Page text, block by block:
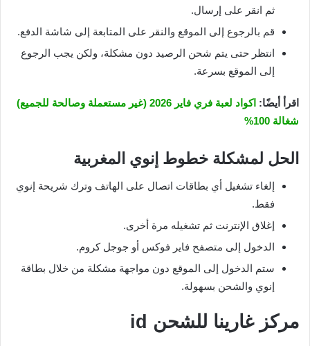
ثم انقر على إرسال.
قم بالرجوع إلى الموقع والنقر على المتابعة إلى شاشة الدفع.
انتظر حتى يتم شحن الرصيد دون مشكلة، ولكن يجب الرجوع
إلى الموقع بسرعة.
اقرأ أيضًا:
اكواد لعبة فري فاير 2026 (غير مستعملة وصالحة للجميع)
شغالة 100%
الحل لمشكلة خطوط إنوي المغربية
إلغاء تشغيل أي بطاقات اتصال على الهاتف وترك شريحة إنوي
فقط.
إغلاق الإنترنت ثم تشغيله مرة أخرى.
الدخول إلى متصفح فاير فوكس أو جوجل كروم.
ستم الدخول إلى الموقع دون مواجهة مشكلة من خلال بطاقة
إنوي والشحن بسهولة.
مركز غارينا للشحن id